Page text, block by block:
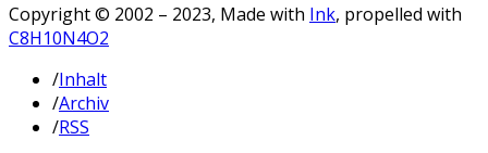
Copyright © 2002 – 2023, Made with Ink, propelled with
C8H10N4O2
/Inhalt
/Archiv
/RSS